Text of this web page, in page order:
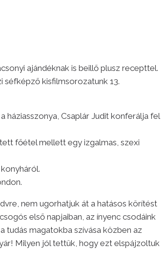
ajándéknak is beillő plusz recepttel.
séfképző kisfilmsorozatunk 13.
Csaplár Judit konferálja fel
főétel mellett egy izgalmas, szexi
nem ugorhatjuk át a hatásos körítést
első napjaiban, az ínyenc csodáink
tudás magatokba szívása közben az
Milyen jól tettük, hogy ezt elspájzoltuk